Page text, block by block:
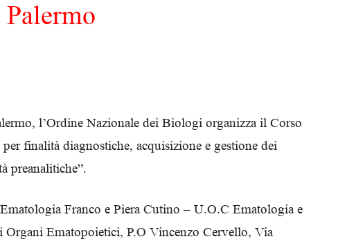
Ordini
dei
l’Ordine Nazionale dei Biologi organizza il Corso
finalità diagnostiche, acquisizione e gestione dei
preanalitiche”.
Franco e Piera Cutino – U.O.C Ematologia e
Organi Ematopoietici, P.O Vincenzo Cervello, Via